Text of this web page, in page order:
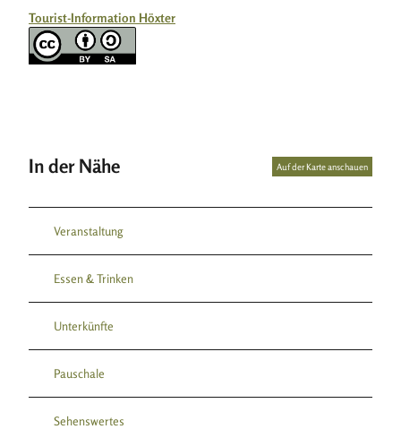
Tourist-Information Höxter
In der Nähe Auf der Karte anschauen
Veranstaltung
Essen & Trinken
Unterkünfte
Pauschale
Sehenswertes